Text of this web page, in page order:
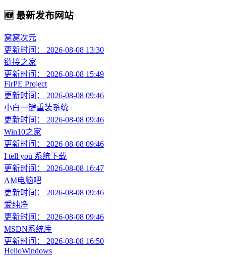
🆕 最新发布网站
窝窝次元
更新时间： 2026-08-08 13:30
链接之家
更新时间： 2026-08-08 15:49
FirPE Project
更新时间： 2026-08-08 09:46
小白一键重装系统
更新时间： 2026-08-08 09:46
Win10之家
更新时间： 2026-08-08 09:46
I tell you 系统下载
更新时间： 2026-08-08 16:47
AM电脑吧
更新时间： 2026-08-08 09:46
爱纯净
更新时间： 2026-08-08 09:46
MSDN系统库
更新时间： 2026-08-08 16:50
HelloWindows